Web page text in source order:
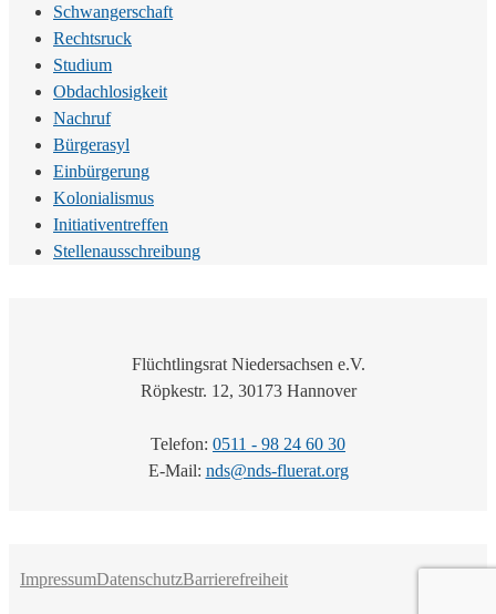
Schwangerschaft
Rechtsruck
Studium
Obdachlosigkeit
Nachruf
Bürgerasyl
Einbürgerung
Kolonialismus
Initiativentreffen
Stellenausschreibung
Flüchtlingsrat Niedersachsen e.V.
Röpkestr. 12, 30173 Hannover
Telefon: 0511 - 98 24 60 30
E-Mail: nds@nds-fluerat.org
ImpressumDatenschutzBarrierefreiheit